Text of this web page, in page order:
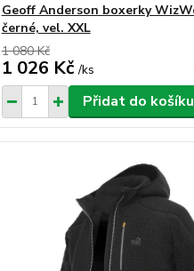
Geoff Anderson boxerky
černé, vel. XXL
1 080 Kč
1 026 Kč /ks
Přidat do košíku